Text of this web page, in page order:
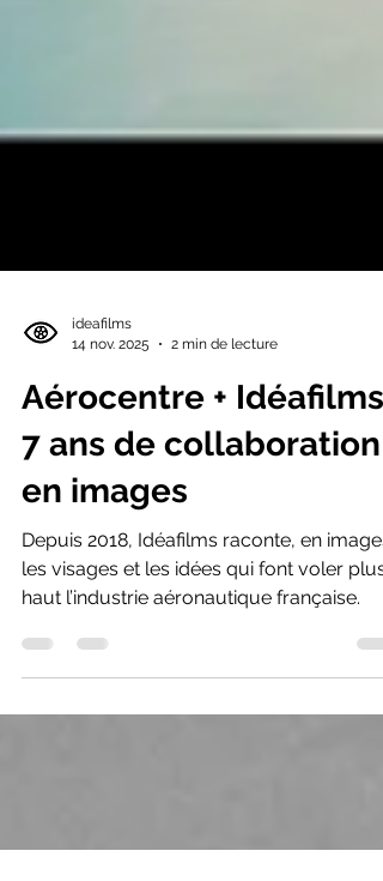
14 nov. 2025
2 min de lecture
Aérocentre + Idéafilms :
7 ans de collaboration
en images
Depuis 2018, Idéafilms raconte, en
haut l’industrie aéronautique française.